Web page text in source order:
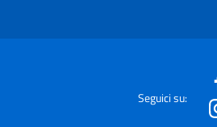
Seguici su: